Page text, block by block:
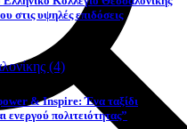
στις υψηλές επιδόσεις
& Inspire: Ένα ταξίδι
ενεργού πολιτειότητας”